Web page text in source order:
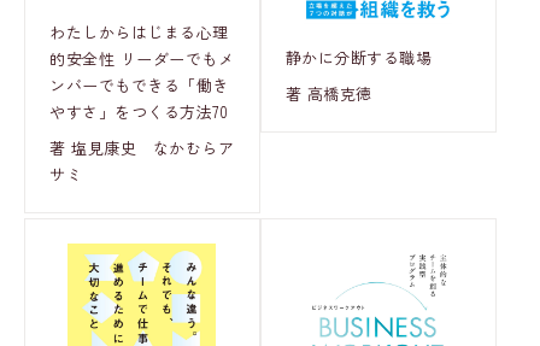
わたしからはじまる心理
的安全性 リーダーでもメ
ンバーでもできる「働き
やすさ」をつくる方法70
著 塩見康史 なかむらア
サミ
静かに分断する職場
著 高橋克徳